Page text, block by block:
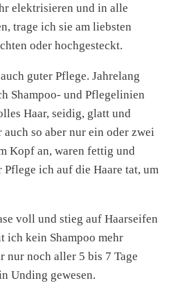
elektrisieren und in alle
trage ich sie am liebsten
oder hochgesteckt.
guter Pflege. Jahrelang
Shampoo- und Pflegelinien
Haar, seidig, glatt und
so aber nur ein oder zwei
Kopf an, waren fettig und
ich auf die Haare tat, um
voll und stieg auf Haarseifen
ich kein Shampoo mehr
nur noch aller 5 bis 7 Tage
Unding gewesen.